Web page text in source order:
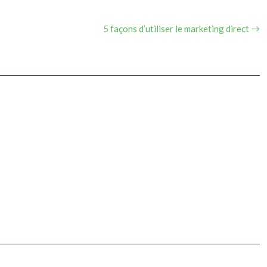
5 façons d’utiliser le marketing direct